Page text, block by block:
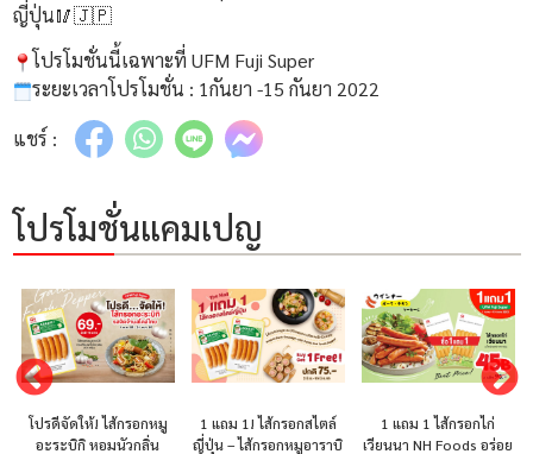
ญี่ปุ่น🥢🇯🇵
โปรโมชั่นนี้เฉพาะที่ UFM Fuji Super
ระยะเวลาโปรโมชั่น : 1กันยา -15 กันยา 2022
แชร์ :
โปรโมชั่นแคมเปญ
โปรดีจัดให้! ไส้กรอกหมู
อะระบิกิ หอมนัวกลิ่น
1 แถม 1! ไส้กรอกสไตล์
ญี่ปุ่น – ไส้กรอกหมูอาราบิ
1 แถม 1 ไส้กรอกไก่
เวียนนา NH Foods อร่อย